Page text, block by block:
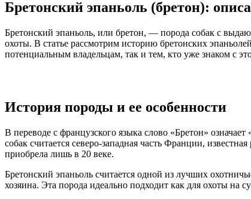
Бретонский эпаньоль (бретон):
Бретонский эпаньоль, или бретон, — порода собак с
охоты. В статье рассмотрим историю бретонских
потенциальным владельцам, так и тем, кто уже знаком с
История породы и ее особенности
В переводе с французского языка слово «Бретон»
собак считается северо-западная часть Франции,
приобрела лишь в 20 веке.
Бретонский эпаньоль считается одной из лучших
хозяина. Эта порода идеально подходит как для охоты на